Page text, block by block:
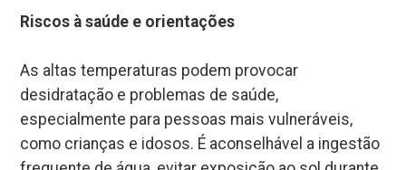
Riscos à saúde e orientações
As altas temperaturas podem provocar
desidratação e problemas de saúde,
especialmente para pessoas mais vulneráveis,
como crianças e idosos. É aconselhável a ingestão